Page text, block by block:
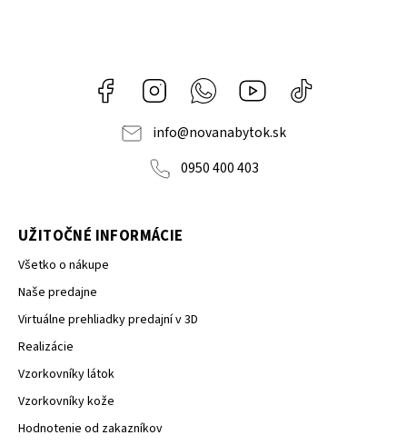
Facebook Instagram Whatsapp Youtube
nábytok
info@novanabytok.sk
0950 400 403
UŽITOČNÉ INFORMÁCIE
Všetko o nákupe
Naše predajne
Virtuálne prehliadky predajní v 3D
Realizácie
Vzorkovníky látok
Vzorkovníky kože
Hodnotenie od zakazníkov